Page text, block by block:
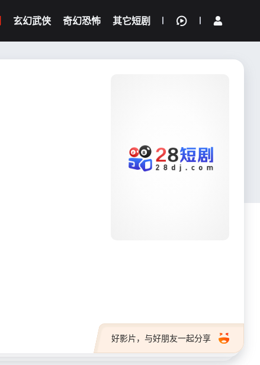
玄幻武侠 奇幻恐怖 其它短剧
我的观影记录
好影片，与好朋友一起分享